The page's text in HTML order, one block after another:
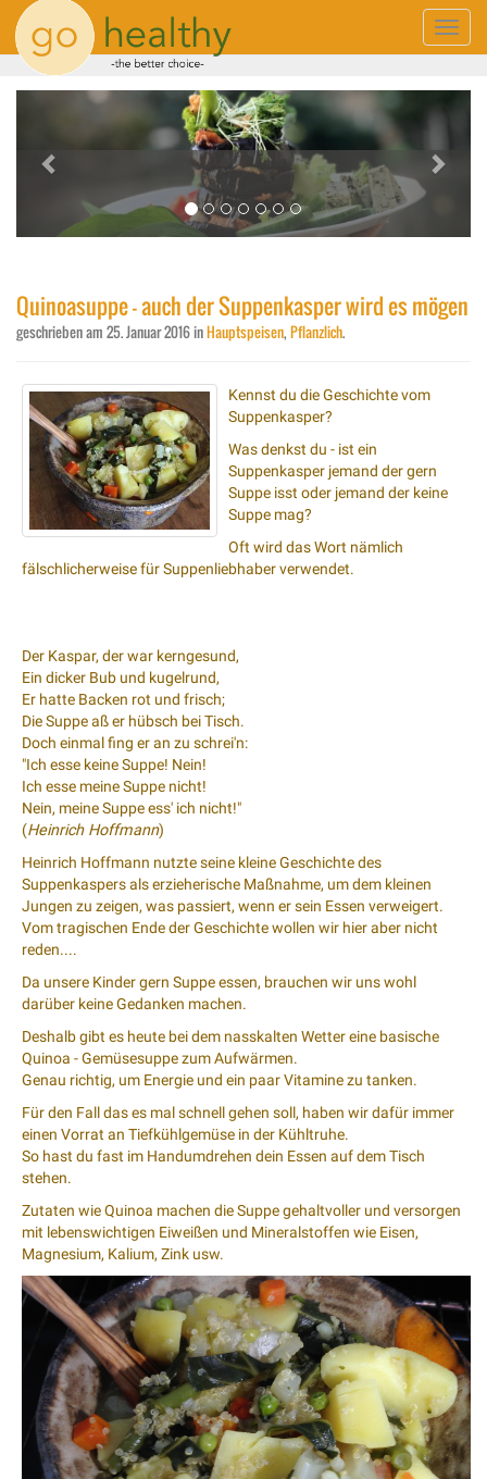
Toggle
Previous
Quinoasuppe - auch der Suppenkasper wird es mögen
geschrieben am 25. Januar 2016inHauptspeisen, Pflanzlich.
Kennst du die Geschichte vom
Suppenkasper?
Was denkst du - ist ein
Suppenkasper jemand der gern
Suppe isst oder jemand der keine
Suppe mag?
Oft wird das Wort nämlich
fälschlicherweise für Suppenliebhaber verwendet.
Der Kaspar, der war kerngesund,
Ein dicker Bub und kugelrund,
Er hatte Backen rot und frisch;
Die Suppe aß er hübsch bei Tisch.
Doch einmal fing er an zu schrei'n:
"Ich esse keine Suppe! Nein!
Ich esse meine Suppe nicht!
Nein, meine Suppe ess' ich nicht!"
(Heinrich Hoffmann)
Heinrich Hoffmann nutzte seine kleine Geschichte des
Suppenkaspers als erzieherische Maßnahme, um dem kleinen
Jungen zu zeigen, was passiert, wenn er sein Essen verweigert.
Vom tragischen Ende der Geschichte wollen wir hier aber nicht
reden....
Da unsere Kinder gern Suppe essen, brauchen wir uns wohl
darüber keine Gedanken machen.
Deshalb gibt es heute bei dem nasskalten Wetter eine basische
Quinoa - Gemüsesuppe zum Aufwärmen.
Genau richtig, um Energie und ein paar Vitamine zu tanken.
Für den Fall das es mal schnell gehen soll, haben wir dafür immer
einen Vorrat an Tiefkühlgemüse in der Kühltruhe.
So hast du fast im Handumdrehen dein Essen auf dem Tisch
stehen.
Zutaten wie Quinoa machen die Suppe gehaltvoller und versorgen
mit lebenswichtigen Eiweißen und Mineralstoffen wie Eisen,
Magnesium, Kalium, Zink usw.